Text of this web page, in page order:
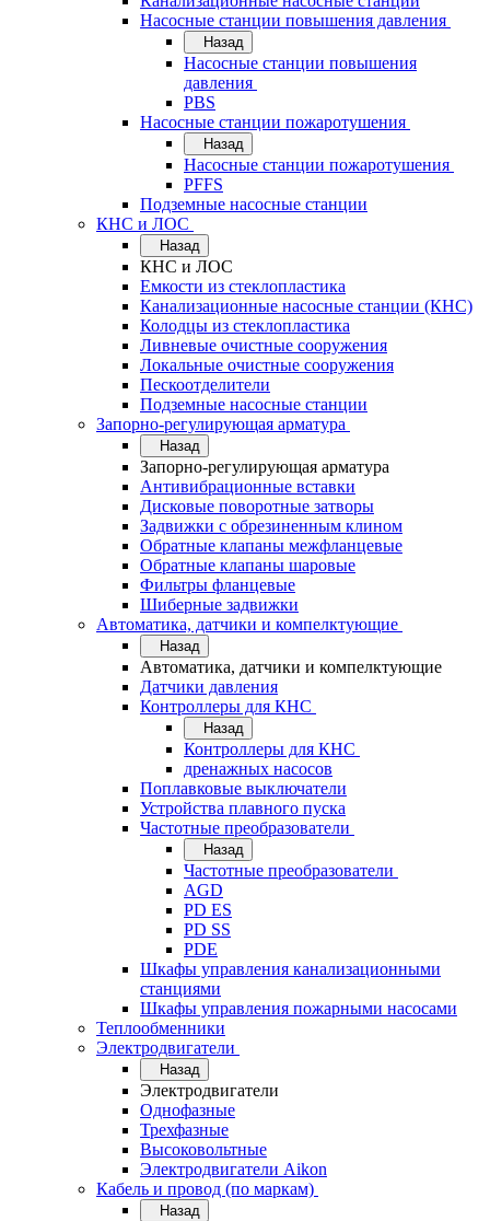
Насосные станции повышения давления
Назад
Насосные станции повышения
давления
PBS
Насосные станции пожаротушения
Назад
Насосные станции пожаротушения
PFFS
Подземные насосные станции
КНС и ЛОС
Назад
КНС и ЛОС
Емкости из стеклопластика
Канализационные насосные станции (КНС)
Колодцы из стеклопластика
Ливневые очистные сооружения
Локальные очистные сооружения
Пескоотделители
Подземные насосные станции
Запорно-регулирующая арматура
Назад
Запорно-регулирующая арматура
Антивибрационные вставки
Дисковые поворотные затворы
Задвижки с обрезиненным клином
Обратные клапаны межфланцевые
Обратные клапаны шаровые
Фильтры фланцевые
Шиберные задвижки
Автоматика, датчики и компелктующие
Назад
Автоматика, датчики и компелктующие
Датчики давления
Контроллеры для КНС
Назад
Контроллеры для КНС
дренажных насосов
Поплавковые выключатели
Устройства плавного пуска
Частотные преобразователи
Назад
Частотные преобразователи
AGD
PD ES
PD SS
PDE
Шкафы управления канализационными
станциями
Шкафы управления пожарными насосами
Теплообменники
Электродвигатели
Назад
Электродвигатели
Однофазные
Трехфазные
Высоковольтные
Электродвигатели Aikon
Кабель и провод (по маркам)
Назад